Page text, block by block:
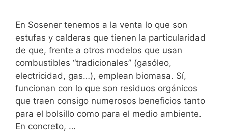
En Sosener tenemos a la venta lo que son
estufas y calderas que tienen la particularidad
de que, frente a otros modelos que usan
combustibles “tradicionales” (gasóleo,
electricidad, gas…), emplean biomasa. Sí,
funcionan con lo que son residuos orgánicos
que traen consigo numerosos beneficios tanto
para el bolsillo como para el medio ambiente.
En concreto, …